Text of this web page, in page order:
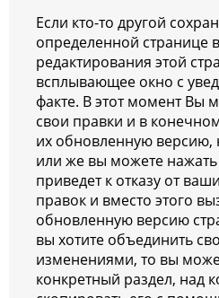
Если кто-то другой
определенной странице
редактирования этой
всплывающее окно с
факте. В этот момент Вы
свои правки и в
их обновленную версию,
или же вы можете нажать
приведет к отказу от
правок и вместо этого
обновленную версию
вы хотите объединить
изменениями, то вы
конкретный раздел, над